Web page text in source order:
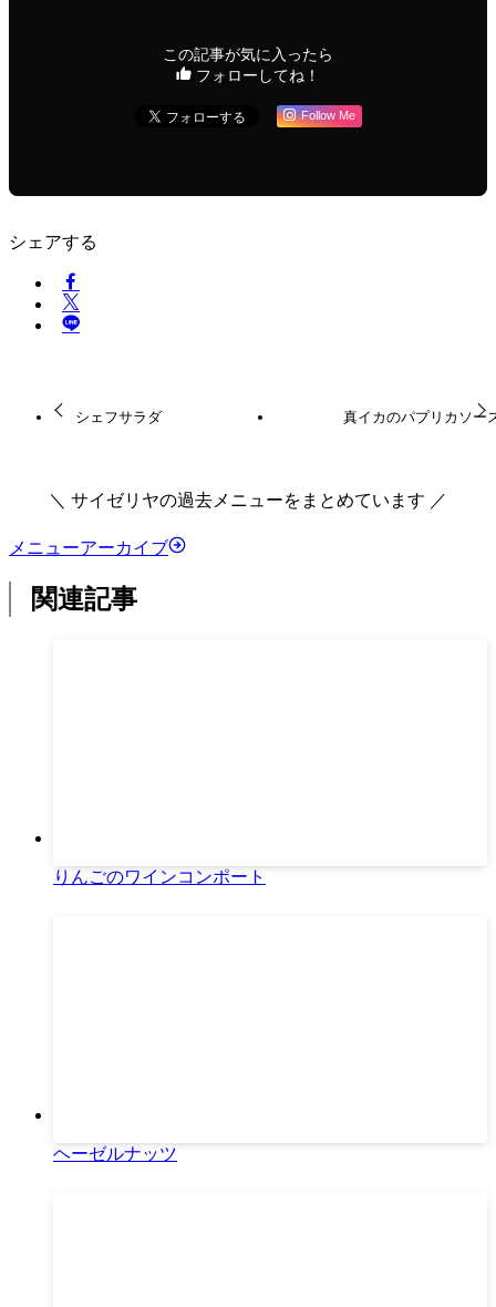
この記事が気に入ったら
フォローしてね！
Follow Me
シェアする
シェフサラダ 真イカのパプリカソー
＼ サイゼリヤの過去メニューをまとめています ／
メニューアーカイブ
関連記事
りんごのワインコンポート
ヘーゼルナッツ